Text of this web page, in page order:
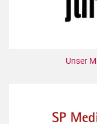
Unser